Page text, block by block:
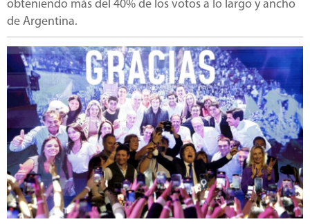
obteniendo más del 40% de los votos a lo largo y ancho
de Argentina.